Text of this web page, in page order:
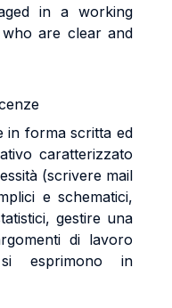
in a working
are clear and
in forma scritta ed
caratterizzato
(scrivere mail
e schematici,
gestire una
di lavoro
esprimono in